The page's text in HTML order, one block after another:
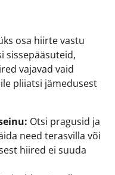
osa hiirte vastu
sissepääsuteid,
vajavad vaid
pliiatsi jämedusest
Otsi pragusid ja
need terasvilla või
hiired ei suuda